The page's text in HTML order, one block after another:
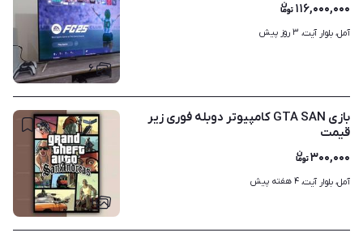
۶
۱۱۶,۰۰۰,۰۰۰
آمل، بلوار آیت، ۳ روز پیش
۱
بازی GTA SAN کامپیوتر دوبله فوری زیر
قیمت
۳۰۰,۰۰۰
آمل، بلوار آیت، ۴ هفته پیش